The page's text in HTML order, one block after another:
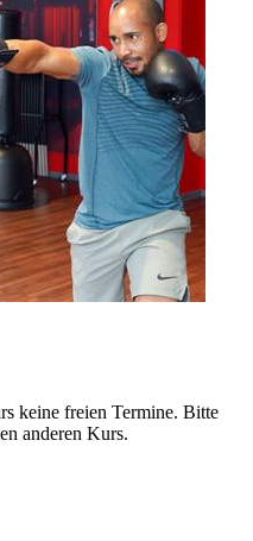
keine freien Termine. Bitte
anderen Kurs.